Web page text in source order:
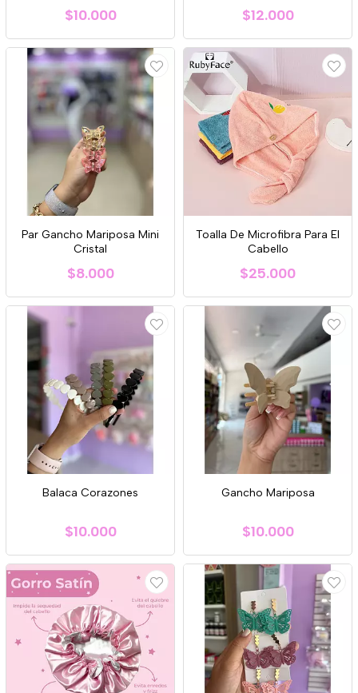
$10.000 $12.000
Par Gancho Mariposa Mini
Cristal
$8.000
Toalla De Microfibra Para El
Cabello
$25.000
Balaca Corazones
$10.000
Gancho Mariposa
$10.000